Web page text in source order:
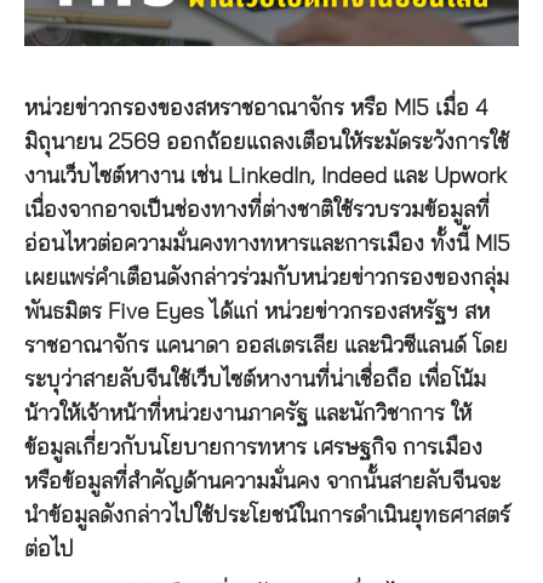
หน่วยข่าวกรองของสหราชอาณาจักร หรือ MI5 เมื่อ 4
มิถุนายน 2569 ออกถ้อยแถลงเตือนให้ระมัดระวังการใช้
งานเว็บไซต์หางาน เช่น LinkedIn, Indeed และ Upwork
เนื่องจากอาจเป็นช่องทางที่ต่างชาติใช้รวบรวมข้อมูลที่
อ่อนไหวต่อความมั่นคงทางทหารและการเมือง ทั้งนี้ MI5
เผยแพร่คำเตือนดังกล่าวร่วมกับหน่วยข่าวกรองของกลุ่ม
พันธมิตร Five Eyes ได้แก่ หน่วยข่าวกรองสหรัฐฯ สห
ราชอาณาจักร แคนาดา ออสเตรเลีย และนิวซีแลนด์ โดย
ระบุว่าสายลับจีนใช้เว็บไซต์หางานที่น่าเชื่อถือ เพื่อโน้ม
น้าวให้เจ้าหน้าที่หน่วยงานภาครัฐ และนักวิชาการ ให้
ข้อมูลเกี่ยวกับนโยบายการทหาร เศรษฐกิจ การเมือง
หรือข้อมูลที่สำคัญด้านความมั่นคง จากนั้นสายลับจีนจะ
นำข้อมูลดังกล่าวไปใช้ประโยชน์ในการดำเนินยุทธศาสตร์
ต่อไป